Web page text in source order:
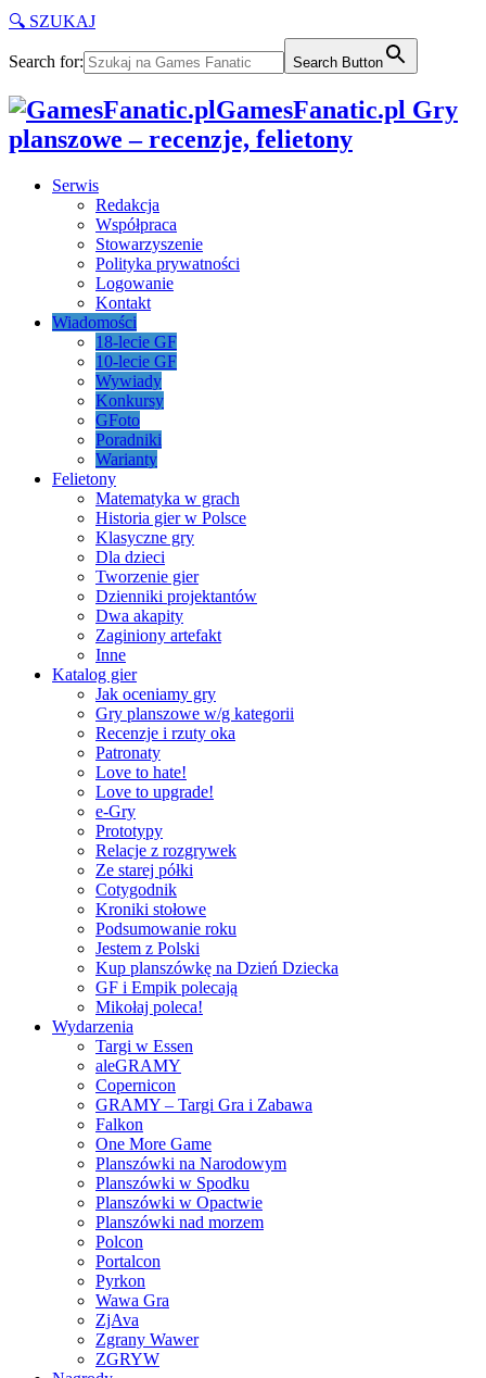
🔍 SZUKAJ
Search for: Search Button
GamesFanatic.pl Gry
planszowe – recenzje, felietony
Serwis
Redakcja
Współpraca
Stowarzyszenie
Polityka prywatności
Logowanie
Kontakt
Wiadomości
18-lecie GF
10-lecie GF
Wywiady
Konkursy
GFoto
Poradniki
Warianty
Felietony
Matematyka w grach
Historia gier w Polsce
Klasyczne gry
Dla dzieci
Tworzenie gier
Dzienniki projektantów
Dwa akapity
Zaginiony artefakt
Inne
Katalog gier
Jak oceniamy gry
Gry planszowe w/g kategorii
Recenzje i rzuty oka
Patronaty
Love to hate!
Love to upgrade!
e-Gry
Prototypy
Relacje z rozgrywek
Ze starej półki
Cotygodnik
Kroniki stołowe
Podsumowanie roku
Jestem z Polski
Kup planszówkę na Dzień Dziecka
GF i Empik polecają
Mikołaj poleca!
Wydarzenia
Targi w Essen
aleGRAMY
Copernicon
GRAMY – Targi Gra i Zabawa
Falkon
One More Game
Planszówki na Narodowym
Planszówki w Spodku
Planszówki w Opactwie
Planszówki nad morzem
Polcon
Portalcon
Pyrkon
Wawa Gra
ZjAva
Zgrany Wawer
ZGRYW